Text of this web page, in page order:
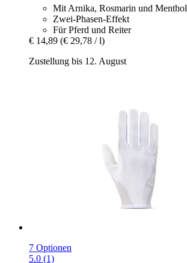
Mit Arnika, Rosmarin und Menthol
Zwei-Phasen-Effekt
Für Pferd und Reiter
€ 14,89 (€ 29,78 / l)
Zustellung bis 12. August
7 Optionen
5.0 (1)